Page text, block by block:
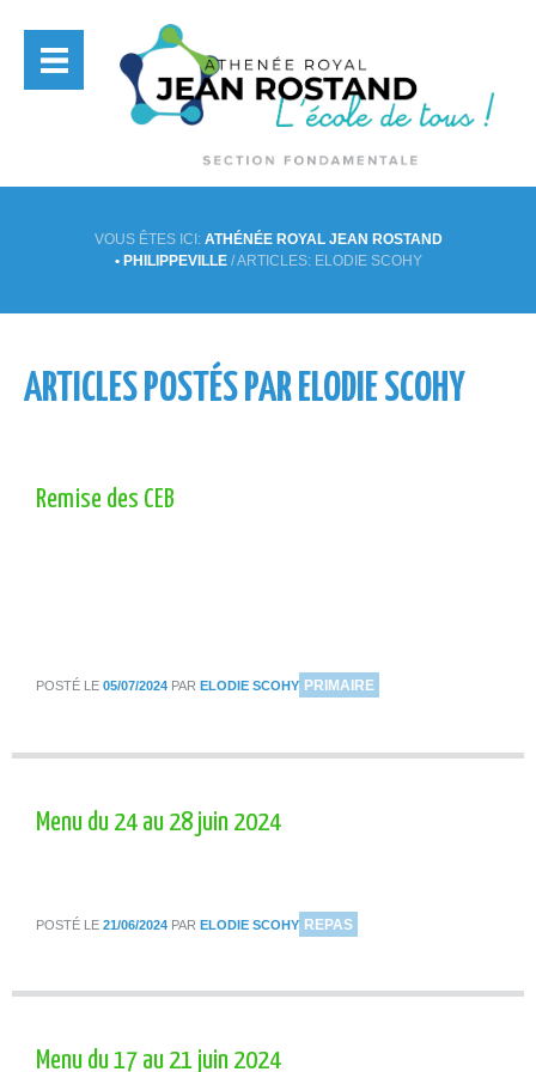
VOUS ÊTES ICI: ATHÉNÉE ROYAL JEAN ROSTAND
• PHILIPPEVILLE/ARTICLES: ELODIE SCOHY
ARTICLES POSTÉS PAR ELODIE SCOHY
Remise des CEB
POSTÉ LE 05/07/2024 PAR ELODIE SCOHYDANS
PRIMAIRE
Menu du 24 au 28 juin 2024
POSTÉ LE 21/06/2024 PAR ELODIE SCOHYDANS
REPAS
Menu du 17 au 21 juin 2024